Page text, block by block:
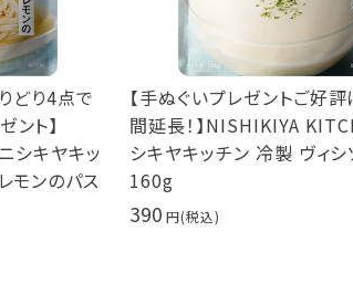
どり4点で
ント】
シキヤキッ
モンのパス
【手ぬぐいプレゼントご好
間延長！】NISHIKIYA
シキヤキッチン 冷製 ヴィシ
160g
390